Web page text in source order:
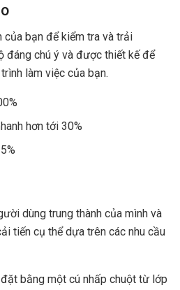
bạn để kiểm tra và trải
đáng chú ý và được thiết kế để
làm việc của bạn.
hơn tới 30%
dùng trung thành của mình và
tiến cụ thể dựa trên các nhu cầu
bằng một cú nhấp chuột từ lớp